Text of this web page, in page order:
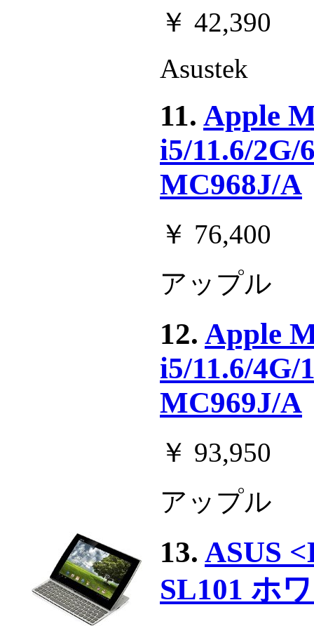
￥ 42,390
Asustek
11. Apple
i5/11.6/2G/
MC968J/A
￥ 76,400
アップル
12. Apple
i5/11.6/4G/
MC969J/A
￥ 93,950
アップル
13. ASUS
SL101 ホ